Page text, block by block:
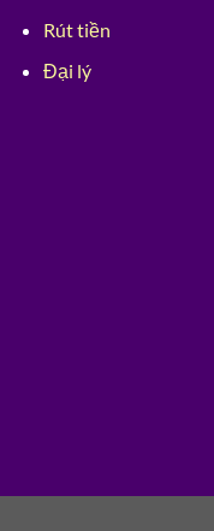
Rút tiền
Đại lý